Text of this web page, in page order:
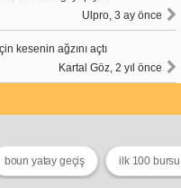
Ulpro, 3 ay önce
kesenin ağzını açtı
Kartal Göz, 2 yıl önce
boun yatay geçiş ilk 100